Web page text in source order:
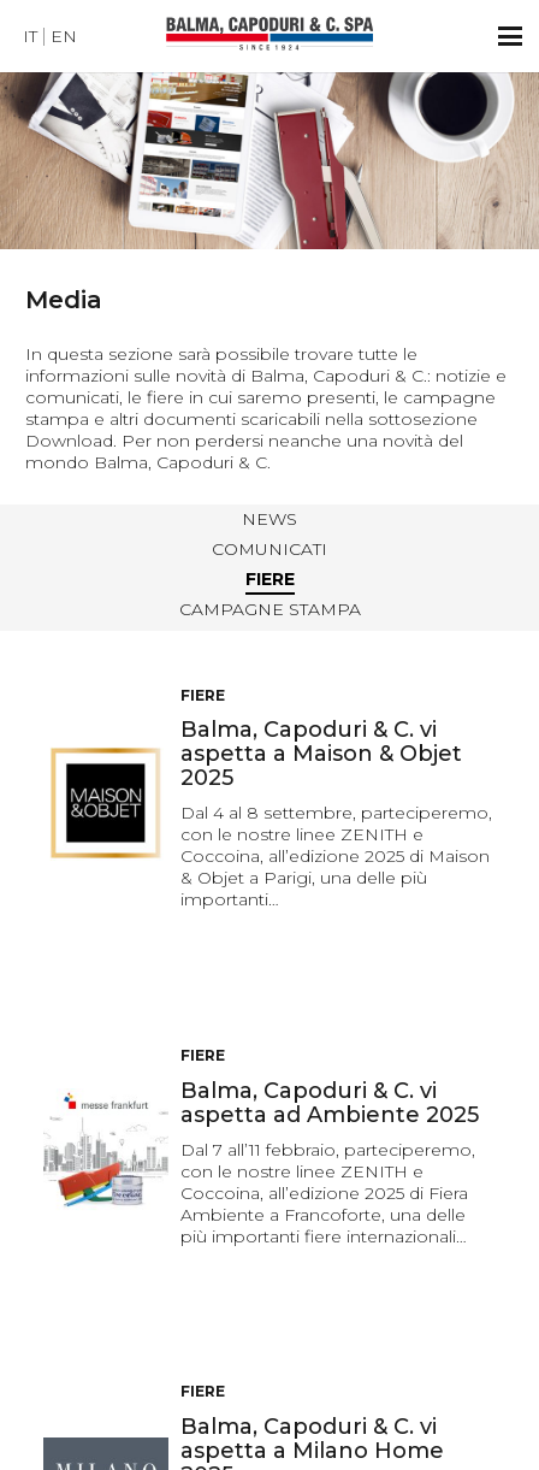
IT EN
Media
In questa sezione sarà possibile trovare tutte le
informazioni sulle novità di Balma, Capoduri & C.: notizie e
comunicati, le fiere in cui saremo presenti, le campagne
stampa e altri documenti scaricabili nella sottosezione
Download. Per non perdersi neanche una novità del
mondo Balma, Capoduri & C.
NEWS
COMUNICATI
FIERE
CAMPAGNE STAMPA
FIERE
Balma, Capoduri & C. vi
aspetta a Maison & Objet
2025
Dal 4 al 8 settembre, parteciperemo,
con le nostre linee ZENITH e
Coccoina, all’edizione 2025 di Maison
& Objet a Parigi, una delle più
importanti…
FIERE
Balma, Capoduri & C. vi
aspetta ad Ambiente 2025
Dal 7 all’11 febbraio, parteciperemo,
con le nostre linee ZENITH e
Coccoina, all’edizione 2025 di Fiera
Ambiente a Francoforte, una delle
più importanti fiere internazionali…
FIERE
Balma, Capoduri & C. vi
aspetta a Milano Home